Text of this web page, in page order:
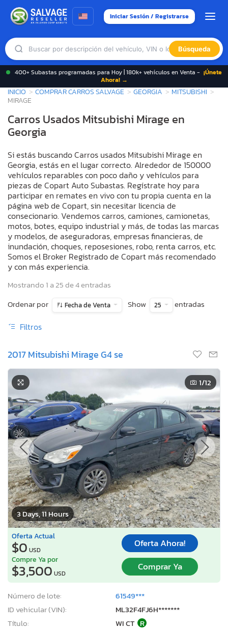
Iniciar Sesión / Registrarse
Búsqueda
400+ Subastas programadas para Hoy | 180k+ vehículos en Venta - ¡Únete
Ahora! →
INICIO COMPRAR CARROS SALVAGE GEORGIA
MITSUBISHI
MIRAGE
Carros Usados Mitsubishi Mirage en
Georgia
Si estás buscando Carros usados Mitsubishi Mirage en
Georgia, estás en el lugar correcto. Alrededor de 150000
vehículos reparables con poco daño y vehículos para
piezas de Copart Auto Subastas. Regístrate hoy para
participar en remates en vivo con tu propia cuenta en la
página web de Copart, sin necesitar licencia de
consecionario. Vendemos carros, camiones, camionetas,
motos, botes, equipo industrial y más, de todas las marcas
y modelos, de aseguradoras, empresas financieras, de
inundación, choques, reposesiones, robo, renta carros, etc.
Somos el Broker Registrado de Copart más recomendado
y con más experiencia.
Mostrando 1 a 25 de 4 entradas
Ordenar por
Fecha de Venta Show 25 entradas
Filtros
2017 Mitsubishi Mirage G4 se
3 Days, 11 Hours
1/12
Oferta Actual
$0 USD
Oferta Ahora!
Compre Ya por
$3,500 USD
Comprar Ya
Número de lote:
61549***
ID vehicular (VIN):
ML32F4FJ6H*******
Título:
WI CT R